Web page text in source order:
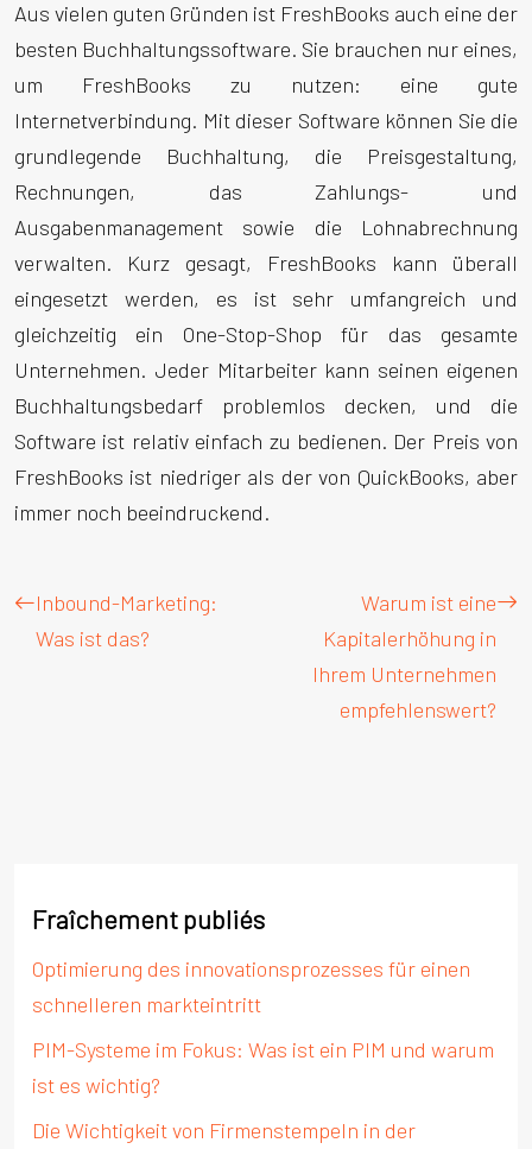
Aus vielen guten Gründen ist FreshBooks auch eine der
besten Buchhaltungssoftware. Sie brauchen nur eines,
um FreshBooks zu nutzen: eine gute
Internetverbindung. Mit dieser Software können Sie die
grundlegende Buchhaltung, die Preisgestaltung,
Rechnungen, das Zahlungs- und
Ausgabenmanagement sowie die Lohnabrechnung
verwalten. Kurz gesagt, FreshBooks kann überall
eingesetzt werden, es ist sehr umfangreich und
gleichzeitig ein One-Stop-Shop für das gesamte
Unternehmen. Jeder Mitarbeiter kann seinen eigenen
Buchhaltungsbedarf problemlos decken, und die
Software ist relativ einfach zu bedienen. Der Preis von
FreshBooks ist niedriger als der von QuickBooks, aber
immer noch beeindruckend.
Inbound-Marketing:
Was ist das?
Warum ist eine
Kapitalerhöhung in
Ihrem Unternehmen
empfehlenswert?
Fraîchement publiés
Optimierung des innovationsprozesses für einen
schnelleren markteintritt
PIM-Systeme im Fokus: Was ist ein PIM und warum
ist es wichtig?
Die Wichtigkeit von Firmenstempeln in der